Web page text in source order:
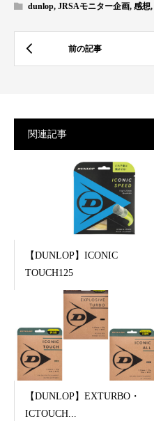
dunlop, JRSAモニター企画, 感想,
関連記事
【DUNLOP】ICONIC
TOUCH125
【DUNLOP】EXTURBO・
ICTOUCH...